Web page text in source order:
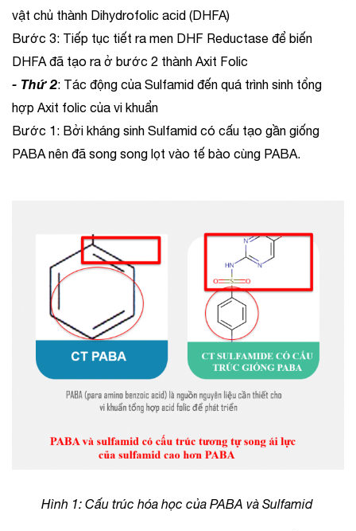
vật chủ thành Dihydrofolic acid (DHFA)
Bước 3: Tiếp tục tiết ra men DHF Reductase để biến
DHFA đã tạo ra ở bước 2 thành Axit Folic
- Thứ 2: Tác động của Sulfamid đến quá trình sinh tổng
hợp Axit folic của vi khuẩn
Bước 1: Bởi kháng sinh Sulfamid có cấu tạo gần giống
PABA nên đã song song lọt vào tế bào cùng PABA.
Hình 1: Cấu trúc hóa học của PABA và Sulfamid